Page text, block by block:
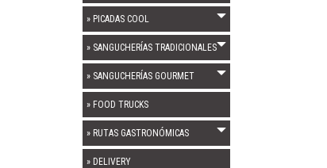
» PICADAS COOL
» SANGUCHERÍAS TRADICIONALES
» SANGUCHERÍAS GOURMET
» FOOD TRUCKS
» RUTAS GASTRONÓMICAS
» DELIVERY